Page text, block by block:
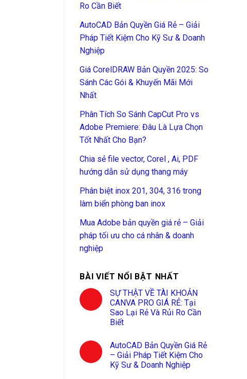
Ro Cần Biết
AutoCAD Bản Quyền Giá Rẻ – Giải
Pháp Tiết Kiệm Cho Kỹ Sư & Doanh
Nghiệp
Giá CorelDRAW Bản Quyền 2025: So
Sánh Các Gói & Khuyến Mãi Mới
Nhất
Phân Tích So Sánh CapCut Pro vs
Adobe Premiere: Đâu Là Lựa Chọn
Tốt Nhất Cho Bạn?
Chia sẻ file vector, Corel , Ai, PDF
hướng dẫn sử dụng thang máy
Phân biệt inox 201, 304, 316 trong
làm biển phòng ban inox
Mua Adobe bản quyền giá rẻ – Giải
pháp tối ưu cho cá nhân & doanh
nghiệp
BÀI VIẾT NỔI BẬT NHẤT
SỰ THẬT VỀ TÀI KHOẢN
CANVA PRO GIÁ RẺ: Tại
Sao Lại Rẻ Và Rủi Ro Cần
Biết
AutoCAD Bản Quyền Giá Rẻ
– Giải Pháp Tiết Kiệm Cho
Kỹ Sư & Doanh Nghiệp